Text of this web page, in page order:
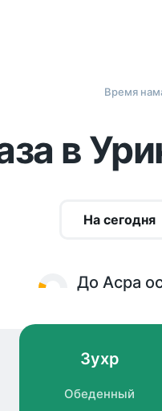
Время
в
На сегодня
До Асра
Зухр
Обеденный